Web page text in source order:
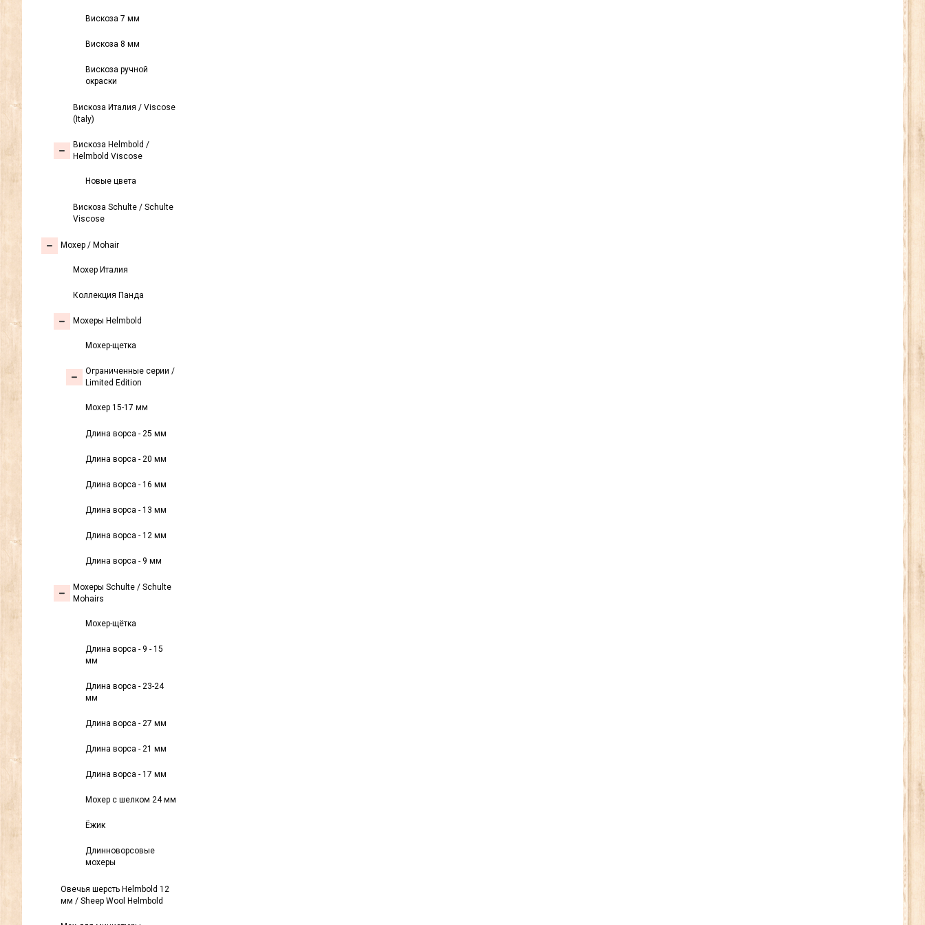
Вискоза 7 мм
Вискоза 8 мм
Вискоза ручной
окраски
Вискоза Италия / Viscose
(Italy)
Вискоза Helmbold /
Helmbold Viscose
Новые цвета
Вискоза Sсhulte / Schulte
Viscose
Моxер / Mohair
Мохер Италия
Коллекция Панда
Мохеры Helmbold
Мохер-щетка
Ограниченные серии /
Limited Edition
Мохер 15-17 мм
Длина ворса - 25 мм
Длина ворса - 20 мм
Длина ворса - 16 мм
Длина ворса - 13 мм
Длина ворса - 12 мм
Длина ворса - 9 мм
Мохеры Sсhulte / Schulte
Mohairs
Мохер-щётка
Длина ворса - 9 - 15
мм
Длина ворса - 23-24
мм
Длина ворса - 27 мм
Длина ворса - 21 мм
Длина ворса - 17 мм
Мохер с шелком 24 мм
Ёжик
Длинноворсовые
мохеры
Овечья шерсть Helmbold 12
мм / Sheep Wool Helmbold